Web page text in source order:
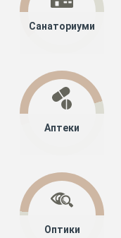
Санаториуми
Аптеки
Оптики